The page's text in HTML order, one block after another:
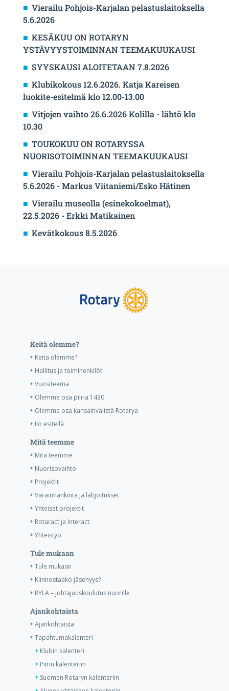
Vierailu Pohjois-Karjalan pelastuslaitoksella
5.6.2026
KESÄKUU ON ROTARYN
YSTÄVYYSTOIMINNAN TEEMAKUUKAUSI
SYYSKAUSI ALOITETAAN 7.8.2026
Klubikokous 12.6.2026. Katja Kareisen
luokite-esitelmä klo 12.00-13.00
Vitjojen vaihto 26.6.2026 Kolilla - lähtö klo
10.30
TOUKOKUU ON ROTARYSSA
NUORISOTOIMINNAN TEEMAKUUKAUSI
Vierailu Pohjois-Karjalan pelastuslaitoksella
5.6.2026 - Markus Viitaniemi/Esko Hätinen
Vierailu museolla (esinekokoelmat),
22.5.2026 - Erkki Matikainen
Kevätkokous 8.5.2026
Keitä olemme?
Keitä olemme?
Hallitus ja toimihenkilöt
Vuositeema
Olemme osa piiriä 1430
Olemme osa kansainvälistä Rotarya
Ilo esitellä
Mitä teemme
Mitä teemme
Nuorisovaihto
Projektit
Varainhankinta ja lahjoitukset
Yhteiset projektit
Rotaract ja Interact
Yhteistyö
Tule mukaan
Tule mukaan
Kiinnostaako jäsenyys?
RYLA – Johtajuuskoulutus nuorille
Ajankohtaista
Ajankohtaista
Tapahtumakalenteri
Klubin kalenteri
Piirin kalenteriin
Suomen Rotaryn kalenteriin